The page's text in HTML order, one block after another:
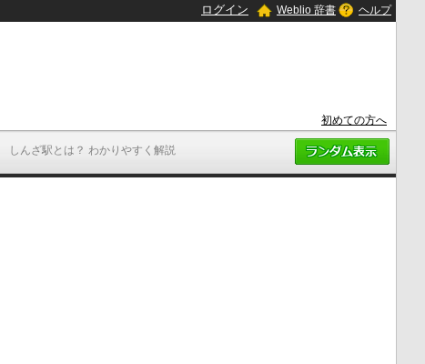
しんざ駅とは？ わかりやすく解説
ログイン Weblio 辞書 ヘルプ
初めての方へ